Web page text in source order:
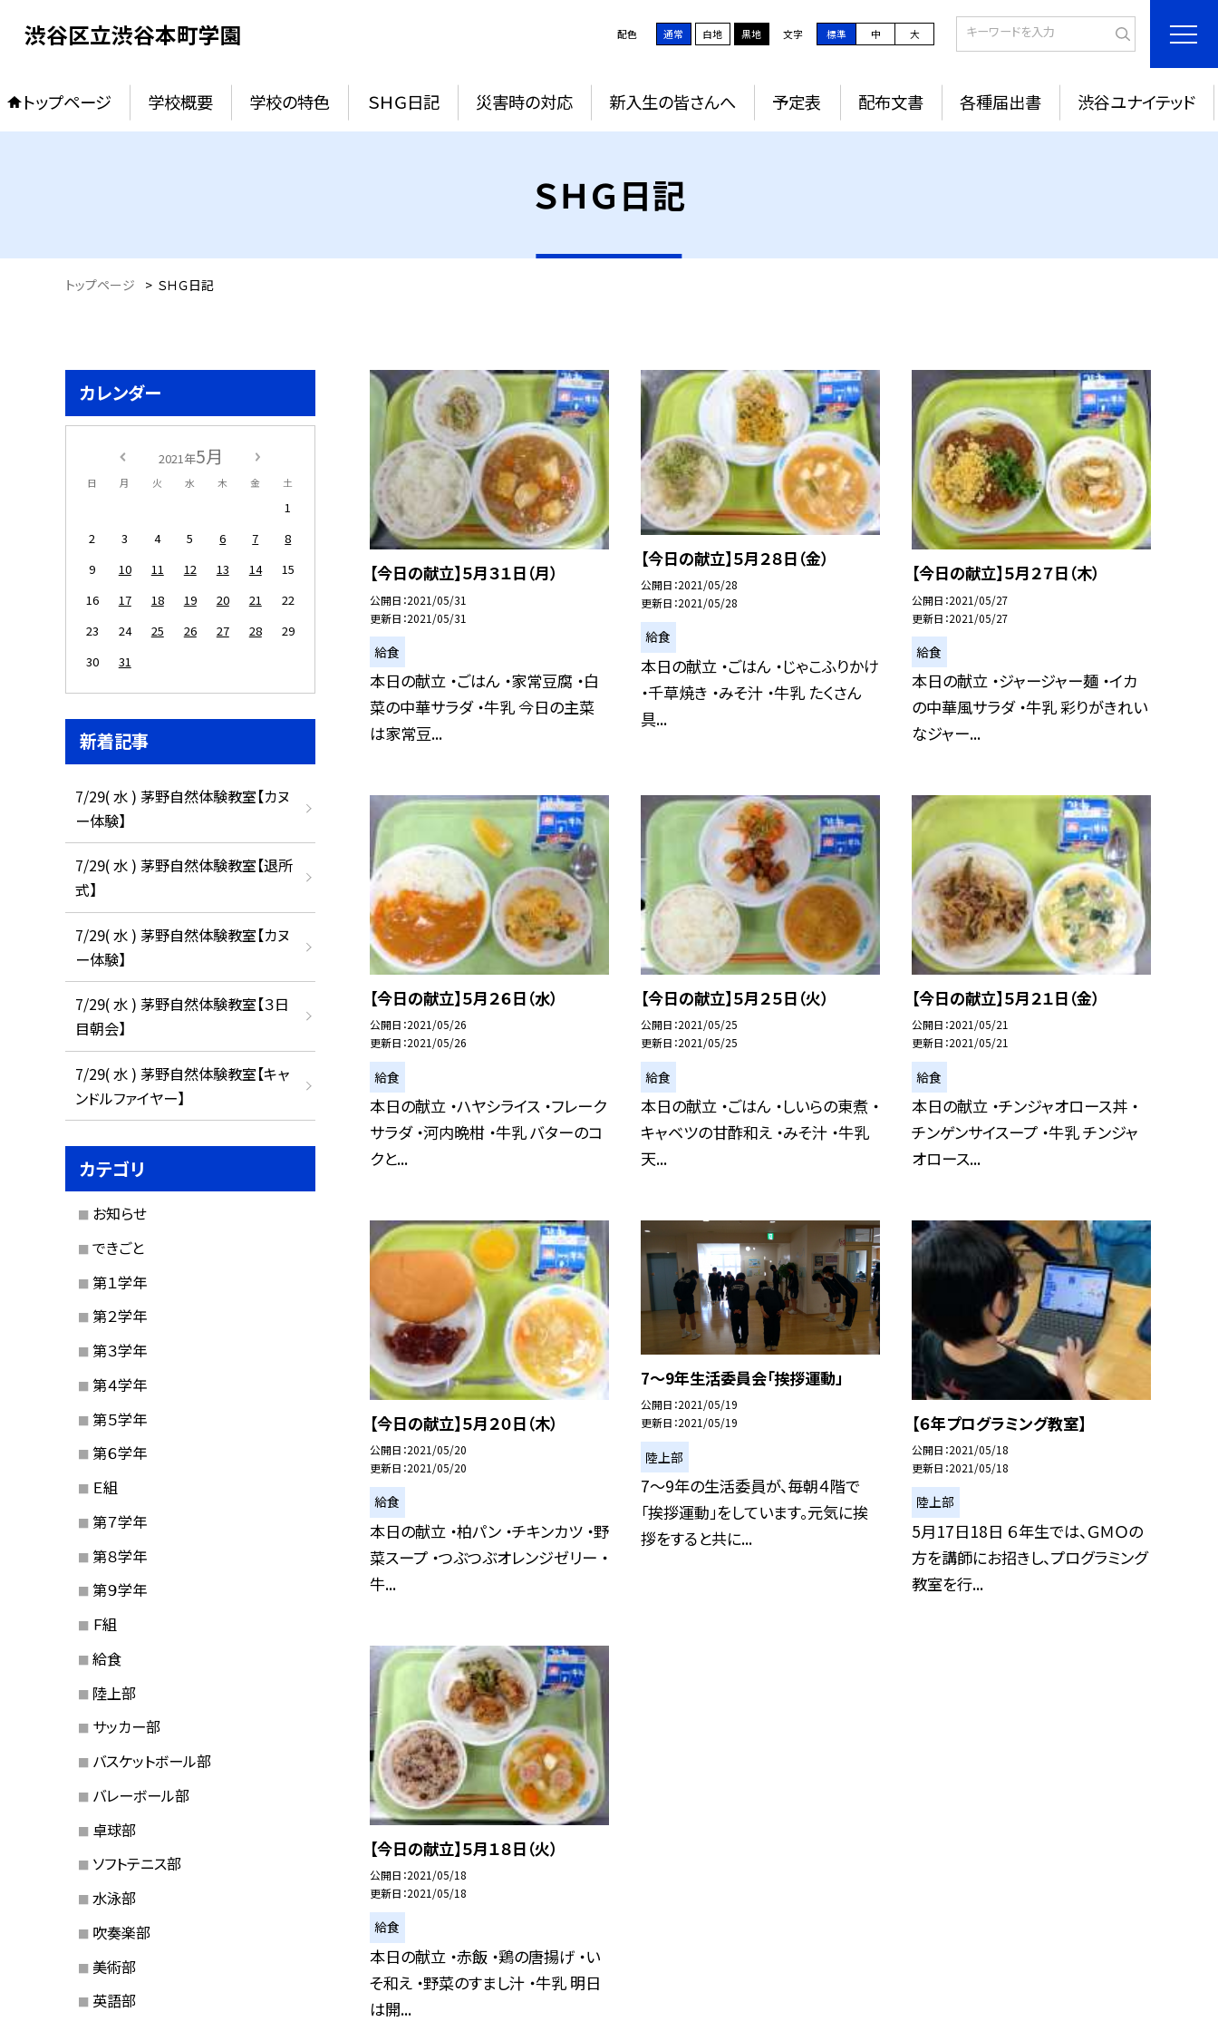
渋谷区立渋谷本町学園 配色 通常 白地 黒地 文字 標準 中 大
トップページ 学校概要 学校の特色 ＳＨＧ日記 災害時の対応 新入生の皆さんへ 予定表 配布文書 各種届出書 渋谷ユナイテッド
ＳＨＧ日記
トップページ > ＳＨＧ日記
【今日の献立】５月３１日（月）
公開日 2021/05/31
更新日 2021/05/31
給食
本日の献立 ・ごはん ・家常豆腐 ・白
菜の中華サラダ ・牛乳 今日の主菜
は家常豆...
【今日の献立】５月２８日（金）
公開日 2021/05/28
更新日 2021/05/28
給食
本日の献立 ・ごはん ・じゃこふりかけ
・千草焼き ・みそ汁 ・牛乳 たくさん
具...
【今日の献立】５月２７日（木）
公開日 2021/05/27
更新日 2021/05/27
給食
本日の献立 ・ジャージャー麺 ・イカ
の中華風サラダ ・牛乳 彩りがきれい
なジャー...
【今日の献立】５月２６日（水）
公開日 2021/05/26
更新日 2021/05/26
給食
本日の献立 ・ハヤシライス ・フレーク
サラダ ・河内晩柑 ・牛乳 バターのコ
クと...
【今日の献立】５月２５日（火）
公開日 2021/05/25
更新日 2021/05/25
給食
本日の献立 ・ごはん ・しいらの東煮 ・
キャベツの甘酢和え ・みそ汁 ・牛乳
天...
【今日の献立】５月２１日（金）
公開日 2021/05/21
更新日 2021/05/21
給食
本日の献立 ・チンジャオロース丼 ・
チンゲンサイスープ ・牛乳 チンジャ
オロース...
【今日の献立】５月２０日（木）
公開日 2021/05/20
更新日 2021/05/20
給食
本日の献立 ・柏パン ・チキンカツ ・野
菜スープ ・つぶつぶオレンジゼリー ・
牛...
7〜9年生活委員会「挨拶運動」
公開日 2021/05/19
更新日 2021/05/19
陸上部
7〜9年の生活委員が、毎朝４階で
「挨拶運動」をしています。元気に挨
拶をすると共に...
【６年プログラミング教室】
公開日 2021/05/18
更新日 2021/05/18
陸上部
5月17日18日 ６年生では、ＧＭＯの
方を講師にお招きし、プログラミング
教室を行...
【今日の献立】５月１８日（火）
公開日 2021/05/18
更新日 2021/05/18
給食
本日の献立 ・赤飯 ・鶏の唐揚げ ・い
そ和え ・野菜のすまし汁 ・牛乳 明日
は開...
カレンダー
2021年5月
日 月 火 水 木 金 土
1
2
3 4 5 6 7
8
9
10 11 12 13 14
15
16
17 18 19 20 21
22
23
24 25 26 27 28
29
30
31
新着記事
7/29( 水 ) 茅野自然体験教室【カヌ
ー体験】
7/29( 水 ) 茅野自然体験教室【退所
式】
7/29( 水 ) 茅野自然体験教室【カヌ
ー体験】
7/29( 水 ) 茅野自然体験教室【３日
目朝会】
7/29( 水 ) 茅野自然体験教室【キャ
ンドルファイヤー】
カテゴリ
お知らせ
できごと
第１学年
第２学年
第３学年
第４学年
第５学年
第６学年
Ｅ組
第７学年
第８学年
第９学年
Ｆ組
給食
陸上部
サッカー部
バスケットボール部
バレーボール部
卓球部
ソフトテニス部
水泳部
吹奏楽部
美術部
英語部